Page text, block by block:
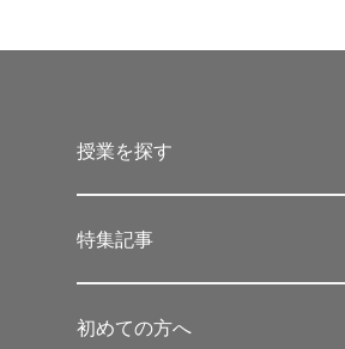
授業を探す
特集記事
初めての方へ